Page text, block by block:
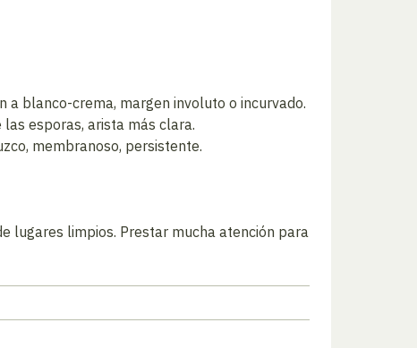
a blanco-crema, margen involuto o incurvado.
esporas, arista más clara.
membranoso, persistente.
lugares limpios. Prestar mucha atención para